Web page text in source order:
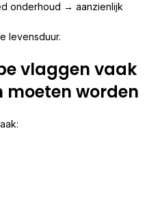
onderhoud → aanzienlijk
levensduur.
vlaggen vaak
moeten worden